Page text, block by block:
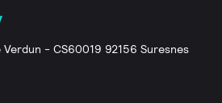
- CS60019 92156 Suresnes